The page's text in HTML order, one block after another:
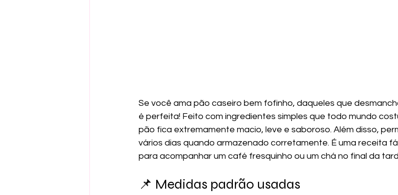
Se você ama pão caseiro bem fofinho, daqueles que
é perfeita! Feito com ingredientes simples que todo mundo
pão fica extremamente macio, leve e saboroso. Além disso,
vários dias quando armazenado corretamente. É uma receita
para acompanhar um café fresquinho ou um chá no final da
📌 Medidas padrão usadas